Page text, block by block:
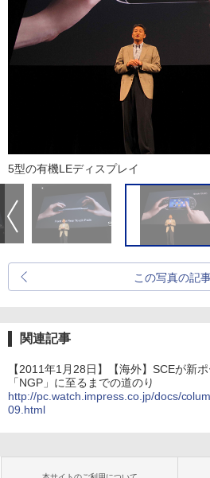
5型の有機LEディスプレイ
この写真の記
関連記事
【2011年1月28日】【海外】SCEが新
「NGP」に至るまでの道のり
http://pc.watch.impress.co.jp/docs/
09.html